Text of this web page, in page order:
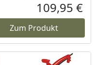
Preis 109,95 €
Zum Produkt